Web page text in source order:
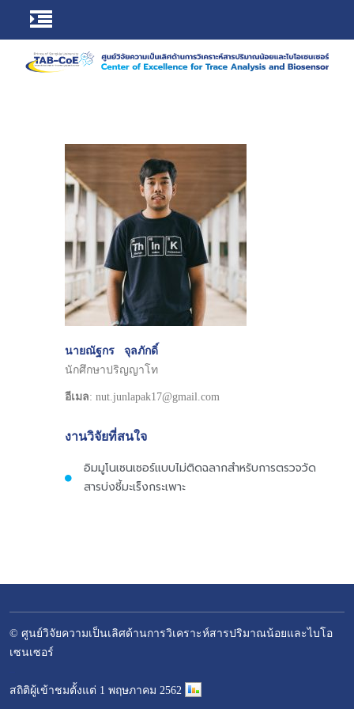
นายณัฐกร จุลภักดิ์
นักศึกษาปริญญาโท
อีเมล: nut.junlapak17@gmail.com
งานวิจัยที่สนใจ
อิมมูโนเซนเซอร์แบบไม่ติดฉลากสำหรับการตรวจวัด
สารบ่งชี้มะเร็งกระเพาะ
© ศูนย์วิจัยความเป็นเลิศด้านการวิเคราะห์สารปริมาณน้อยและไบโอ
เซนเซอร์
สถิติผู้เข้าชมตั้งแต่ 1 พฤษภาคม 2562